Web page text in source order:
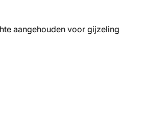
aangehouden voor gijzeling